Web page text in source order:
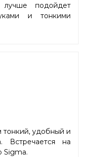
подойдет
и тонкими
удобный и
Встречается на
Sigma.